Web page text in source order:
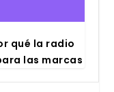
qué la radio
las mar­cas